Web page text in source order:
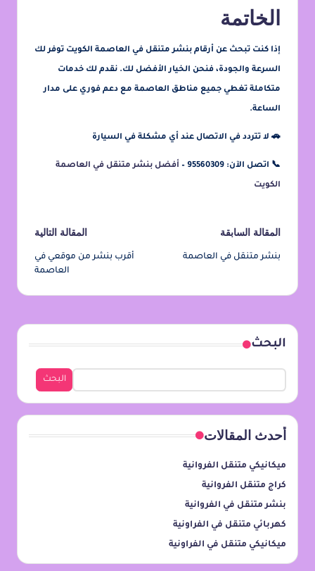
الخاتمة
إذا كنت تبحث عن أرقام بنشر متنقل في العاصمة الكويت توفر لك
السرعة والجودة، فنحن الخيار الأفضل لك. نقدم لك خدمات
متكاملة تغطي جميع مناطق العاصمة مع دعم فوري على مدار
الساعة.
🚗 لا تتردد في الاتصال عند أي مشكلة في السيارة
📞 اتصل الآن: 95560309 – أفضل بنشر متنقل في العاصمة
الكويت
المقالة السابقة
بنشر متنقل في العاصمة
المقالة التالية
أقرب بنشر من موقعي في
العاصمة
البحث
البحث
أحدث المقالات
ميكانيكي متنقل الفروانية
كراج متنقل الفروانية
بنشر متنقل في الفروانية
كهربائي متنقل في الفراونية
ميكانيكي متنقل في الفراونية